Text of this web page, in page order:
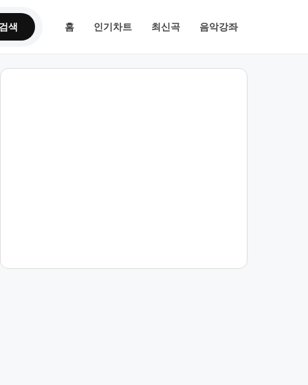
색 홈 인기차트 최신곡 음악강좌